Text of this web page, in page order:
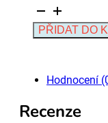
Jean
PatouMa
Liberté
Toilette
PŘIDAT DO
Hodnocení
Recenze